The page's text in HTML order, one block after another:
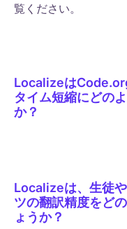
覧ください。
Localizeは
タイム短縮にどの
か？
Localizeは、生徒
ツの翻訳精度をど
ょうか？